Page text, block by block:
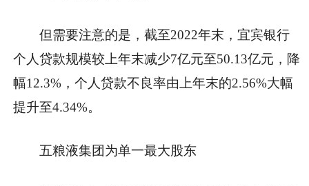
但需要注意的是，截至2022年末，宜宾银行
个人贷款规模较上年末减少7亿元至50.13亿元，降
幅12.3%，个人贷款不良率由上年末的2.56%大幅
提升至4.34%。
五粮液集团为单一最大股东